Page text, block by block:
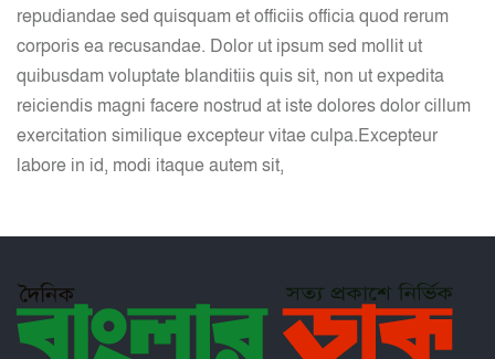
repudiandae sed quisquam et officiis officia quod rerum
corporis ea recusandae. Dolor ut ipsum sed mollit ut
quibusdam voluptate blanditiis quis sit, non ut expedita
reiciendis magni facere nostrud at iste dolores dolor cillum
exercitation similique excepteur vitae culpa.Excepteur
labore in id, modi itaque autem sit,